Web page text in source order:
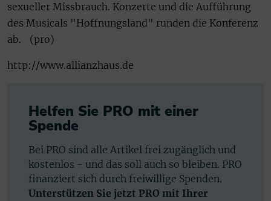
sexueller Missbrauch. Konzerte und die Aufführung
des Musicals "Hoffnungsland" runden die Konferenz
ab. (pro)
http://www.allianzhaus.de
Helfen Sie PRO mit einer
Spende
Bei PRO sind alle Artikel frei zugänglich und
kostenlos - und das soll auch so bleiben. PRO
finanziert sich durch freiwillige Spenden.
Unterstützen Sie jetzt PRO mit Ihrer